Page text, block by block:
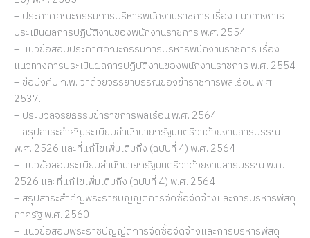
– ประกาศคณะกรรมการบริหารพนักงานราชการ เรื่อง แนวทางการ
ประเมินผลการปฏิบัติงานของพนักงานราชการ พ.ศ. 2554
– แนวข้อสอบประกาศคณะกรรมการบริหารพนักงานราชการ เรื่อง
แนวทางการประเมินผลการปฏิบัติงานของพนักงานราชการ พ.ศ. 2554
– ข้อบังคับ ก.พ. ว่าด้วยจรรยาบรรณของข้าราชการพลเรือน พ.ศ.
2537.
– ประมวลจริยธรรมข้าราชการพลเรือน พ.ศ. 2564
– สรุปสาระสำคัญระเบียบสำนักนายกรัฐมนตรีว่าด้วยงานสารบรรณ
พ.ศ. 2526 และที่แก้ไขเพิ่มเติมถึง (ฉบับที่ 4) พ.ศ. 2564
– แนวข้อสอบระเบียบสำนักนายกรัฐมนตรีว่าด้วยงานสารบรรณ พ.ศ.
2526 และที่แก้ไขเพิ่มเติมถึง (ฉบับที่ 4) พ.ศ. 2564
– สรุปสาระสำคัญพระราชบัญญัติการจัดซื้อจัดจ้างและการบริหารพัสดุ
ภาครัฐ พ.ศ. 2560
– แนวข้อสอบพระราชบัญญัติการจัดซื้อจัดจ้างและการบริหารพัสดุ